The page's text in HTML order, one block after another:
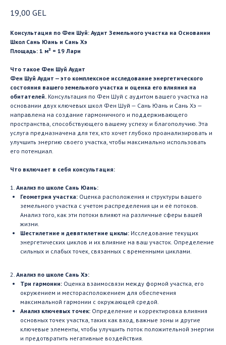
19,00 GEL
Консультация по Фен Шуй: Аудит Земельного участка на Основании
Школ Сань Юань и Сань Хэ
Площадь: 1 м² = 19 Лари
Что такое Фен Шуй Аудит
Фен Шуй Аудит — это комплексное исследование энергетического
состояния вашего земельного участка и оценка его влияния на
обитателей. Консультация по Фен Шуй с аудитом вашего участка на
основании двух ключевых школ Фен Шуй — Сань Юань и Сань Хэ —
направлена на создание гармоничного и поддерживающего
пространства, способствующего вашему успеху и благополучию. Эта
услуга предназначена для тех, кто хочет глубоко проанализировать и
улучшить энергию своего участка, чтобы максимально использовать
его потенциал.
Что включает в себя консультация:
1. Анализ по школе Сань Юань:
Геометрия участка: Оценка расположения и структуры вашего
земельного участка с учетом распределения ци и её потоков.
Анализ того, как эти потоки влияют на различные сферы вашей
жизни.
Шестилетние и девятилетние циклы: Исследование текущих
энергетических циклов и их влияние на ваш участок. Определение
сильных и слабых точек, связанных с временными циклами.
2. Анализ по школе Сань Хэ:
Три гармонии: Оценка взаимосвязи между формой участка, его
окружением и месторасположением для обеспечения
максимальной гармонии с окружающей средой.
Анализ ключевых точек: Определение и корректировка влияния
основных точек участка, таких как вход, важные зоны и другие
ключевые элементы, чтобы улучшить поток положительной энергии
и предотвратить негативные воздействия.